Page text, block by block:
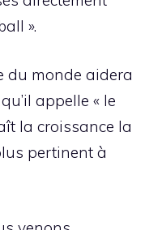
».
du monde aidera
appelle « le
la croissance la
pertinent à